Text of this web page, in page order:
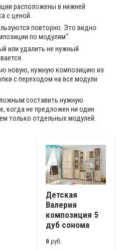
расположены в нижней
с ценой.
повторно. Это видно
по модулям".
или удалить не нужный
новую, нужную композицию из
с переходом на все модули
составить нужную
когда не предложен ни один
только отдельных модулей.
Детская
Валерия
композиция 5
дуб сонома
0 руб.